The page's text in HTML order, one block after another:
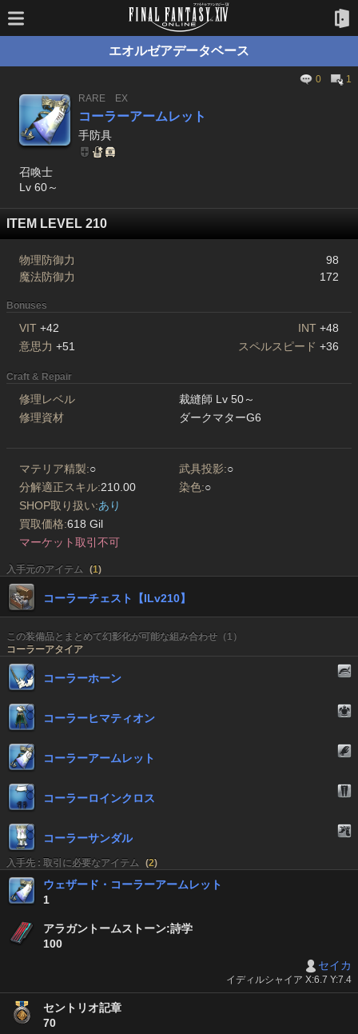
エオルゼアデータベース
0
1
RARE
EX
コーラーアームレット
手防具
召喚士
Lv 60～
ITEM LEVEL 210
物理防御力
98
魔法防御力
172
Bonuses
VIT +42 INT +48
意思力 +51 スペルスピード +36
Craft & Repair
修理レベル
裁縫師 Lv 50～
修理資材
ダークマターG6
マテリア精製:○ 武具投影:○
分解適正スキル:210.00 染色:○
SHOP取り扱い:あり
買取価格:618 Gil
マーケット取引不可
入手元のアイテム (1)
コーラーチェスト【ILv210】
この装備品とまとめて幻影化が可能な組み合わせ（1）
コーラーアタイア
コーラーホーン
コーラーヒマティオン
コーラーアームレット
コーラーロインクロス
コーラーサンダル
入手先 : 取引に必要なアイテム (2)
ウェザード・コーラーアームレット
1
アラガントームストーン:詩学
100
セイカ
イディルシャイア X:6.7 Y:7.4
セントリオ記章
70